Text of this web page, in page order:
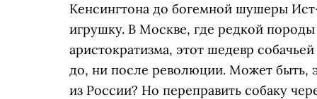
Кенсингтона до богемной шушеры
игрушку. В Москве, где редкой
аристократизма, этот шедевр
до, ни после революции. Может быть,
из России? Но переправить собаку